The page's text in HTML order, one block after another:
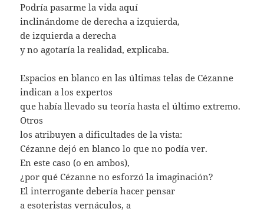
Podría pasarme la vida aquí
inclinándome de derecha a izquierda,
de izquierda a derecha
y no agotaría la realidad, explicaba.
Espacios en blanco en las últimas telas de Cézanne
indican a los expertos
que había llevado su teoría hasta el último extremo.
Otros
los atribuyen a dificultades de la vista:
Cézanne dejó en blanco lo que no podía ver.
En este caso (o en ambos),
¿por qué Cézanne no esforzó la imaginación?
El interrogante debería hacer pensar
a esoteristas vernáculos, a